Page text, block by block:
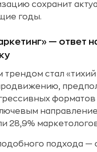
сохранит
годы.
— ответ
трендом стал
28,9%
подхода —